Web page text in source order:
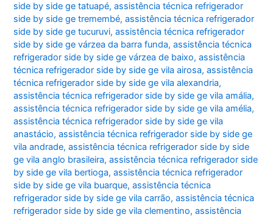
side by side ge tatuapé,assistência técnica refrigerador
side by side ge tremembé,assistência técnica refrigerador
side by side ge tucuruvi,assistência técnica refrigerador
side by side ge várzea da barra funda,assistência técnica
refrigerador side by side ge várzea de baixo,assistência
técnica refrigerador side by side ge vila airosa,assistência
técnica refrigerador side by side ge vila alexandria,
assistência técnica refrigerador side by side ge vila amália,
assistência técnica refrigerador side by side ge vila amélia,
assistência técnica refrigerador side by side ge vila
anastácio,assistência técnica refrigerador side by side ge
vila andrade,assistência técnica refrigerador side by side
ge vila anglo brasileira,assistência técnica refrigerador side
by side ge vila bertioga,assistência técnica refrigerador
side by side ge vila buarque,assistência técnica
refrigerador side by side ge vila carrão,assistência técnica
refrigerador side by side ge vila clementino,assistência